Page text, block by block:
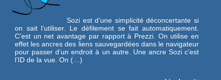
Sozi est d’une simplicité déconcertante si
on sait l’utiliser. Le défilement se fait automatiquement.
C’est un net avantage par rapport à Prezzi. On utilise en
effet les ancres des liens sauvegardées dans le navigateur
pour passer d’un endroit à un autre. Une ancre Sozi c’est
l’ID de la vue. On (…)